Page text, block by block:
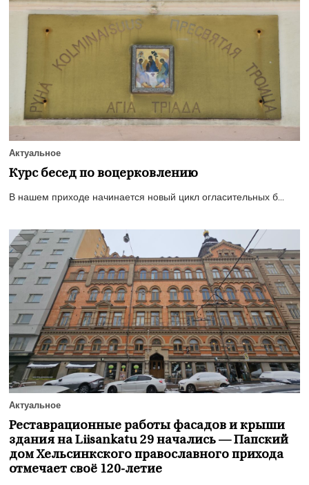
Актуальное
Курс бесед по воцерковлению
В нашем приходе начинается новый цикл огласительных б...
Актуальное
Реставрационные работы фасадов и крыши
здания на Liisankatu 29 начались — Папский
дом Хельсинкского православного прихода
отмечает своё 120-летие